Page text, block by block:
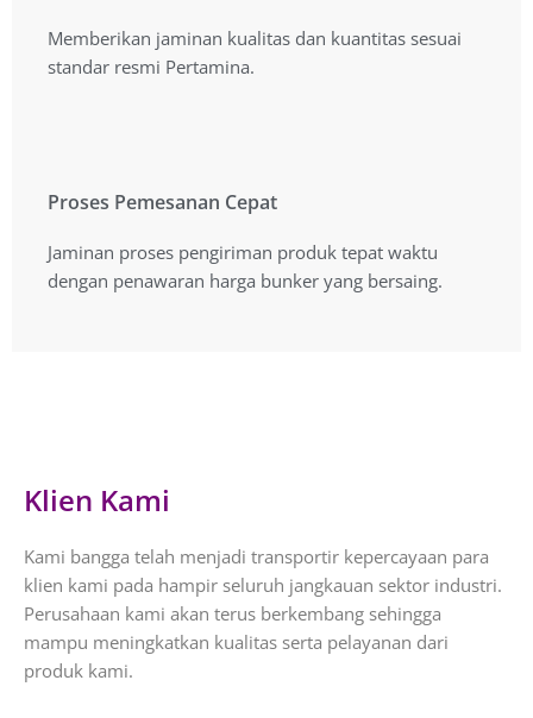
Memberikan jaminan kualitas dan kuantitas sesuai
standar resmi Pertamina.
Memberikan jaminan kualitas dan kuantitas sesuai
standar resmi Pertamina.
Proses Pemesanan Cepat
Jaminan proses pengiriman produk tepat waktu
dengan penawaran harga bunker yang bersaing.
Proses Pemesanan Cepat
Jaminan proses pengiriman produk tepat waktu
dengan penawaran harga yang bersaing.
Klien Kami
Kami bangga telah menjadi transportir kepercayaan para
klien kami pada hampir seluruh jangkauan sektor industri.
Perusahaan kami akan terus berkembang sehingga
mampu meningkatkan kualitas serta pelayanan dari
produk kami.